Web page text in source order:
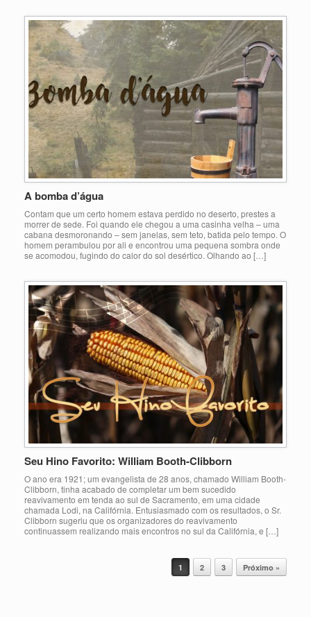
A bomba d’água
Contam que um certo homem estava perdido no deserto, prestes a
morrer de sede. Foi quando ele chegou a uma casinha velha – uma
cabana desmoronando – sem janelas, sem teto, batida pelo tempo. O
homem perambulou por ali e encontrou uma pequena sombra onde
se acomodou, fugindo do calor do sol desértico. Olhando ao […]
Seu Hino Favorito: William Booth-Clibborn
O ano era 1921; um evangelista de 28 anos, chamado William Booth-
Clibborn, tinha acabado de completar um bem sucedido
reavivamento em tenda ao sul de Sacramento, em uma cidade
chamada Lodi, na Califórnia. Entusiasmado com os resultados, o Sr.
Clibborn sugeriu que os organizadores do reavivamento
continuassem realizando mais encontros no sul da Califórnia, e […]
1 2 3 Próximo »